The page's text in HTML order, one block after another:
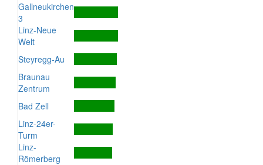
Gallneukirchen
3
Linz-Neue
Welt
Steyregg-Au
Braunau
Zentrum
Bad Zell
Linz-24er-
Turm
Linz-
Römerberg